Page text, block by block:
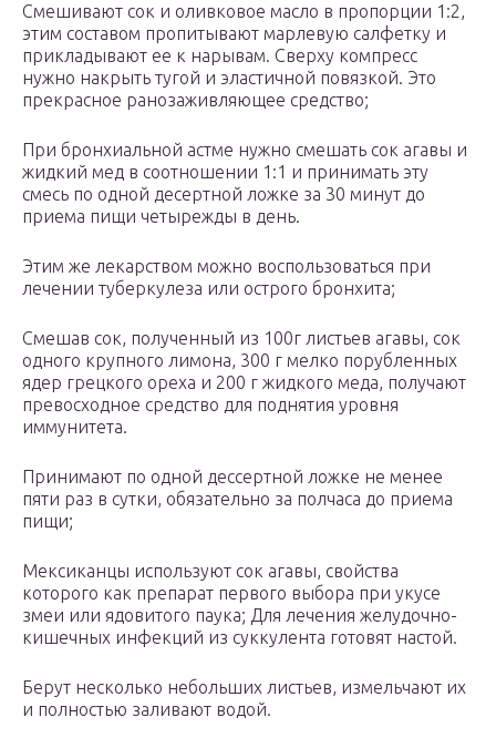
Смешивают сок и оливковое масло в пропорции 1:2,
этим составом пропитывают марлевую салфетку и
прикладывают ее к нарывам. Сверху компресс
нужно накрыть тугой и эластичной повязкой. Это
прекрасное ранозаживляющее средство;
При бронхиальной астме нужно смешать сок агавы и
жидкий мед в соотношении 1:1 и принимать эту
смесь по одной десертной ложке за 30 минут до
приема пищи четырежды в день.
Этим же лекарством можно воспользоваться при
лечении туберкулеза или острого бронхита;
Смешав сок, полученный из 100г листьев агавы, сок
одного крупного лимона, 300 г мелко порубленных
ядер грецкого ореха и 200 г жидкого меда, получают
превосходное средство для поднятия уровня
иммунитета.
Принимают по одной дессертной ложке не менее
пяти раз в сутки, обязательно за полчаса до приема
пищи;
Мексиканцы используют сок агавы, свойства
которого как препарат первого выбора при укусе
змеи или ядовитого паука; Для лечения желудочно-
кишечных инфекций из суккулента готовят настой.
Берут несколько небольших листьев, измельчают их
и полностью заливают водой.